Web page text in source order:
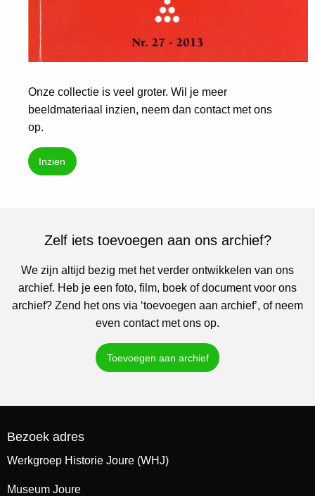
Onze collectie is veel groter. Wil je meer
beeldmateriaal inzien, neem dan contact met ons
op.
Inzien
Zelf iets toevoegen aan ons archief?
We zijn altijd bezig met het verder ontwikkelen van ons
archief. Heb je een foto, film, boek of document voor ons
archief? Zend het ons via ‘toevoegen aan archief’, of neem
even contact met ons op.
Toevoegen aan archief
Bezoek adres
Werkgroep Historie Joure (WHJ)
Museum Joure